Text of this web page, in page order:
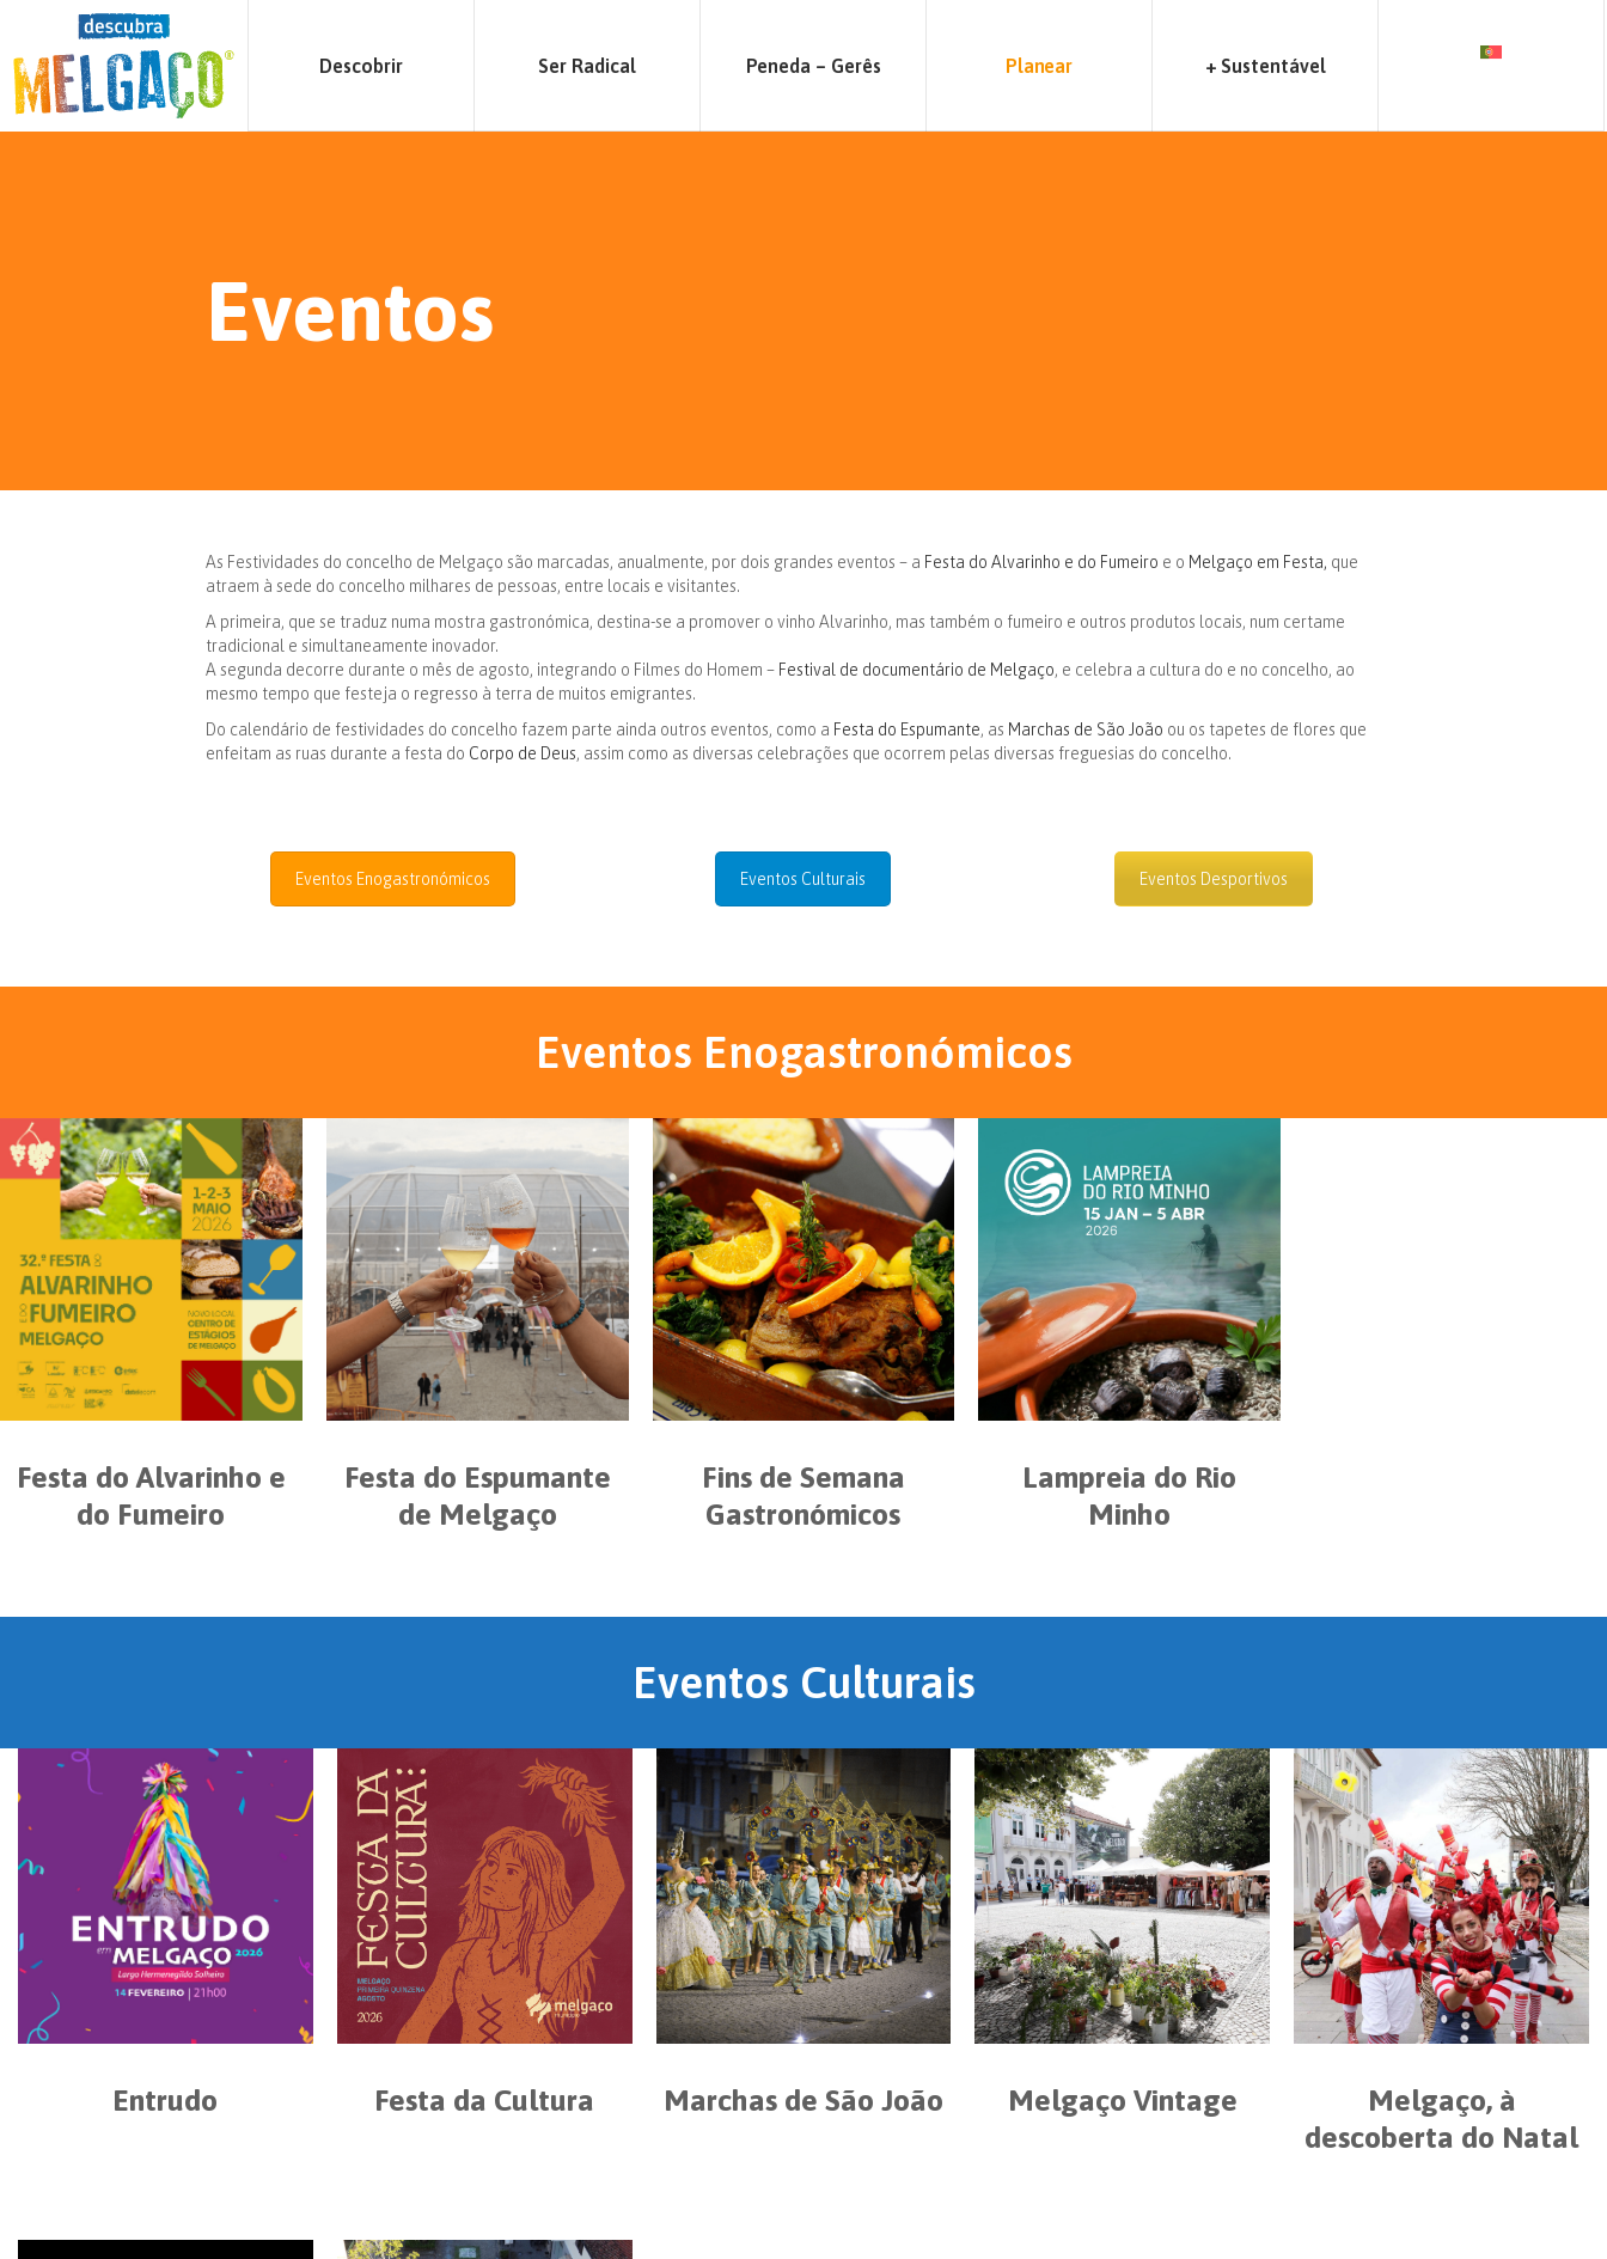
Descobrir Ser Radical Peneda – Gerês Planear + Sustentável
Eventos
As Festividades do concelho de Melgaço são marcadas, anualmente, por dois grandes eventos – a Festa do Alvarinho e do Fumeiro e o Melgaço em Festa, que
atraem à sede do concelho milhares de pessoas, entre locais e visitantes.
A primeira, que se traduz numa mostra gastronómica, destina-se a promover o vinho Alvarinho, mas também o fumeiro e outros produtos locais, num certame
tradicional e simultaneamente inovador.
A segunda decorre durante o mês de agosto, integrando o Filmes do Homem – Festival de documentário de Melgaço, e celebra a cultura do e no concelho, ao
mesmo tempo que festeja o regresso à terra de muitos emigrantes.
Do calendário de festividades do concelho fazem parte ainda outros eventos, como a Festa do Espumante, as Marchas de São João ou os tapetes de flores que
enfeitam as ruas durante a festa do Corpo de Deus, assim como as diversas celebrações que ocorrem pelas diversas freguesias do concelho.
Eventos Enogastronómicos Eventos Culturais Eventos Desportivos
Eventos Enogastronómicos
Festa do Alvarinho e
do Fumeiro
Festa do Espumante
de Melgaço
Fins de Semana
Gastronómicos
Lampreia do Rio
Minho
Eventos Culturais
Entrudo Festa da Cultura Marchas de São João Melgaço Vintage
Melgaço, à
descoberta do Natal